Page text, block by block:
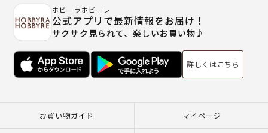
ホビーラホビーレ
公式アプリで最新情報をお届け！
サクサク見られて、楽しいお買い物♪
詳しくはこちら
お買い物ガイド マイページ